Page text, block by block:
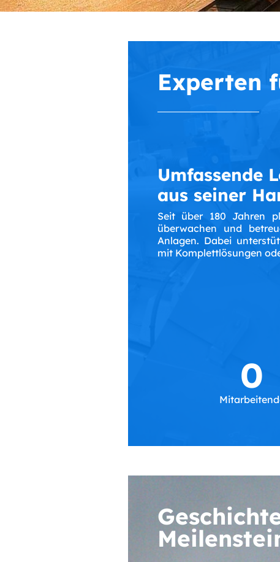
Experten
Umfassende
aus seiner
Seit über 180 Jahren
überwachen und
Anlagen. Dabei
mit Komplettlösungen
0